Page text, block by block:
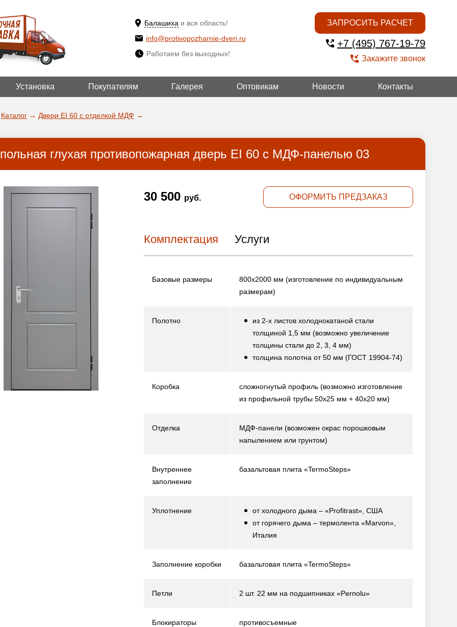
Балашиха и вся область!
ДА!
ВЫБРАТЬ ДРУГОЙ
info@protivopozharnie-dveri.ru
Работаем без выходных!
ЗАПРОСИТЬ РАСЧЕТ
+7 (495) 767-19-79
Закажите звонок
Установка Покупателям Галерея Оптовикам Новости Контакты
Каталог → Двери EI 60 с отделкой МДФ →
глухая противопожарная дверь EI 60 с МДФ-панелью 03
30 500 руб. ОФОРМИТЬ ПРЕДЗАКАЗ
Комплектация Услуги
Базовые размеры 800х2000 мм (изготовление по индивидуальным
размерам)
Полотно
из 2-х листов холоднокатаной стали
толщиной 1,5 мм (возможно увеличение
толщины стали до 2, 3, 4 мм)
толщина полотна от 50 мм (ГОСТ 19904-74)
Коробка сложногнутый профиль (возможно изготовление
из профильной трубы 50х25 мм + 40х20 мм)
Отделка МДФ-панели (возможен окрас порошковым
напылением или грунтом)
Внутреннее
заполнение
базальтовая плита «TermoSteps»
Уплотнение
от холодного дыма – «Profitrast», США
от горячего дыма – термолента «Marvon»,
Италия
Заполнение коробки базальтовая плита «TermoSteps»
Петли 2 шт. 22 мм на подшипниках «Pernolu»
Блокираторы противосъемные